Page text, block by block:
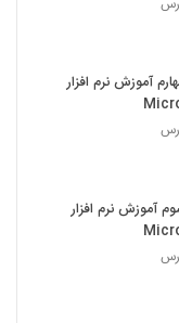
آموزش نرم افزار
آموزش نرم افزار